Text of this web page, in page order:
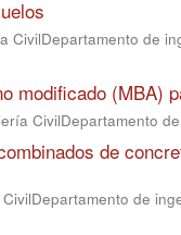
CivilDepartamento de
modificado (MBA)
CivilDepartamento
de
de